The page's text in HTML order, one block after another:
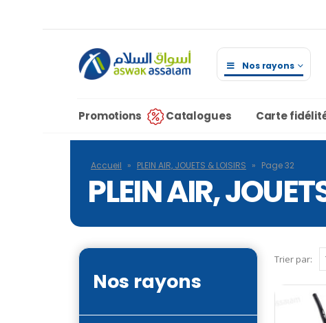
Nos rayons
Promotions Catalogues Carte
Accueil » PLEIN AIR, JOUETS & LOISIRS » Page 32
PLEIN AIR,
Trier par:
Nos rayons